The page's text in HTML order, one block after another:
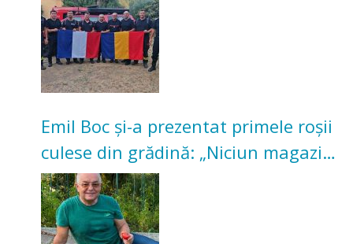
Emil Boc și-a prezentat primele roșii
culese din grădină: „Niciun magazin
nu poate oferi această satisfacție”